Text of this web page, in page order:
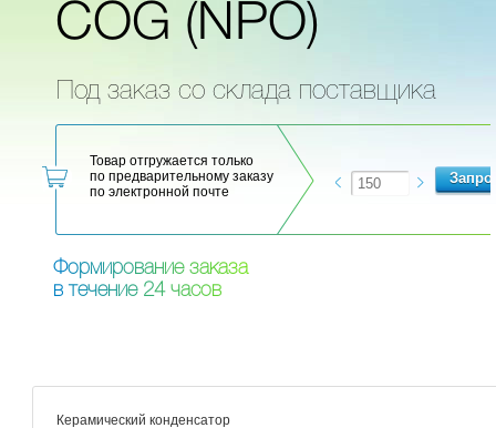
COG (NPO)
Под заказ со склада поставщика
Товар отгружается только
по предварительному заказу
по электронной почте
Формирование заказа
в течение 24 часов
Керамический конденсатор